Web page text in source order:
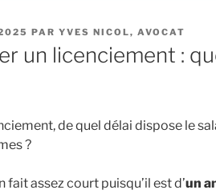
PAR YVES NICOL, AVOCAT
un licenciement :
de quel délai dispose le
?
fait assez court puisqu’il est d’un